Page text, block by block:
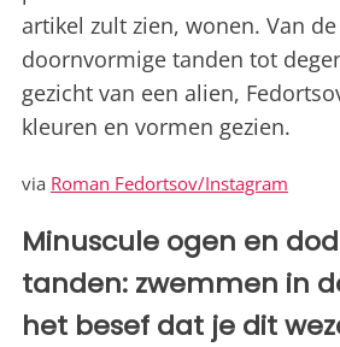
artikel zult zien, wonen. Van
doornvormige tanden tot
gezicht van een alien,
kleuren en vormen gezien.
via Roman Fedortsov/Instagram
Minuscule ogen en
tanden: zwemmen in
het besef dat je dit